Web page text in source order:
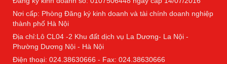
Nơi cấp: Phòng Đăng ký kinh doanh và tài chính doanh nghiệp
thành phố Hà Nội
Địa chỉ:Lô CL04 -2 Khu đất dịch vụ La Dương- La Nội -
Phường Dương Nội - Hà Nội
Điện thoại: 024.38630666 - Fax: 024.38630666